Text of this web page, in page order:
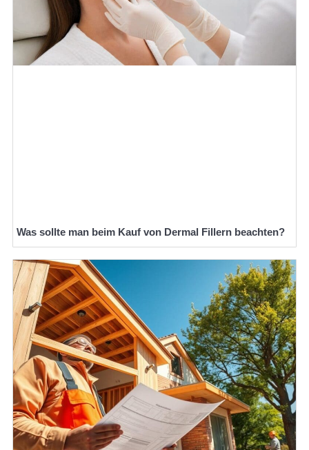
Was sollte man beim Kauf von Dermal Fillern beachten?